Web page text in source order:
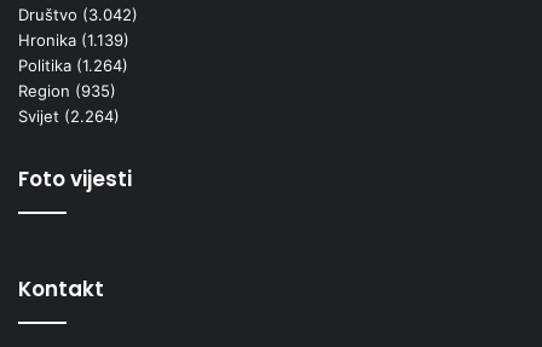
Društvo (3.042)
Hronika (1.139)
Politika (1.264)
Region (935)
Svijet (2.264)
Foto vijesti
Kontakt